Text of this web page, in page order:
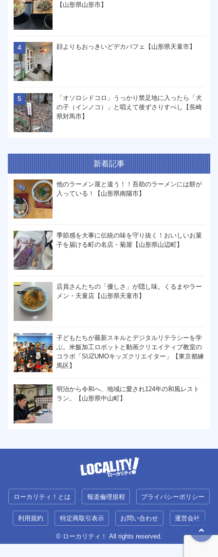
【山形県山形市】
顔よりもおっきいどデカパフェ【山形県天童市】
「オソロシドコロ」うっかり禁足地に入ったら「犬
の子（インノコ）」と唱えて後ずさりすべし【長崎
県対馬市】
新着記事
他のラーメン屋と違う！！吾助のラーメンには餅が
入っている！【山形県南陽市】
季節感を大事に伝統の味を守り抜く！おいしいお菓
子を届ける町の名店・菊屋【山形県山辺町】
店員さんたちの「優しさ」が隠し味。くるまやラー
メン・天童店【山形県天童市】
子どもたちが最新スキルとデジタルリテラシーを学
ぶ。米飯加工ロボットと動画クリエイティブ教室の
コラボ「SUZUMOキッズクリエイター」【東京都練
馬区】
明治から令和へ、地域に愛され124年の和風レスト
ラン。【山形県中山町】
ローカリティ！とは 報道倫理規程 プライバシーポリシー
利用規約 特定商取引表示 お問い合わせ 運営会社
© ローカリティ！ All rights reserved.